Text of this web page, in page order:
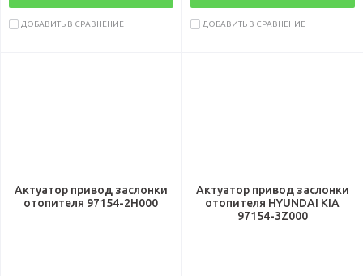
ДОБАВИТЬ В СРАВНЕНИЕ ДОБАВИТЬ В СРАВНЕНИЕ
Актуатор привод заслонки
отопителя 97154-2H000
Актуатор привод заслонки
отопителя HYUNDAI KIA
97154-3Z000